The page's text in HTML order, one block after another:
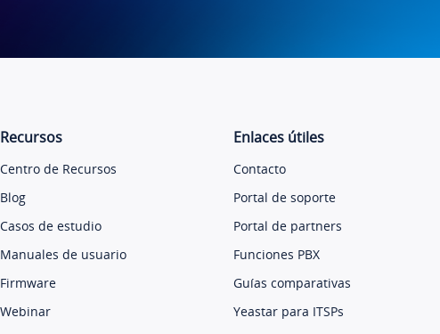
Recursos
Centro de Recursos
Blog
Casos de estudio
Manuales de usuario
Firmware
Webinar
Enlaces útiles
Contacto
Portal de soporte
Portal de partners
Funciones PBX
Guías comparativas
Yeastar para ITSPs